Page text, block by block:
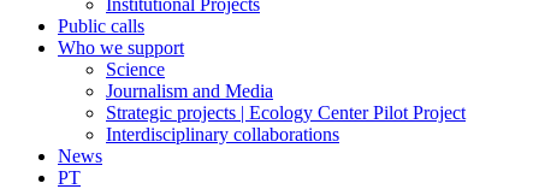
Institutional Projects
Public calls
Who we support
Science
Journalism and Media
Strategic projects | Ecology Center Pilot Project
Interdisciplinary collaborations
News
PT